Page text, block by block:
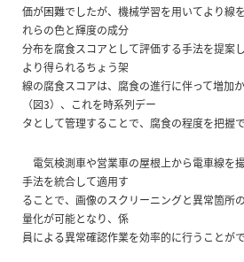
価が困難でしたが、機械学習を用いてより線
れらの色と輝度の成分
分布を腐食スコアとして評価する手法を提案
より得られるちょう架
線の腐食スコアは、腐食の進行に伴って増加
（図3）、これを時系列デー
タとして管理することで、腐食の程度を把握
電気検測車や営業車の屋根上から電車線を
手法を統合して適用す
ることで、画像のスクリーニングと異常箇所
量化が可能となり、係
員による異常確認作業を効率的に行うことがで